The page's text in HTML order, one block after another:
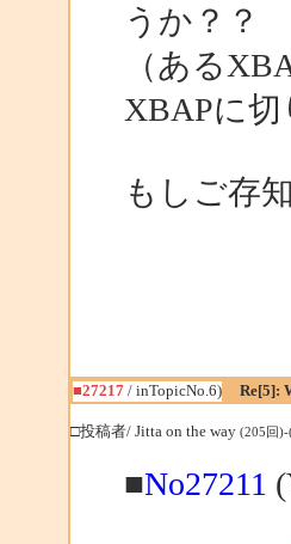
うか？？
（ある
XBAPに
もしご存
■27217/ inTopicNo.6) Re[5]:
□投稿者/ Jitta on the way (205回)-
■No27211